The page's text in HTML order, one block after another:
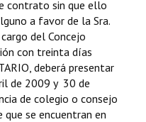
contrato sin que ello
a favor de la Sra.
del Concejo
con treinta días
deberá presentar
de 2009 y 30 de
de colegio o consejo
se encuentran en